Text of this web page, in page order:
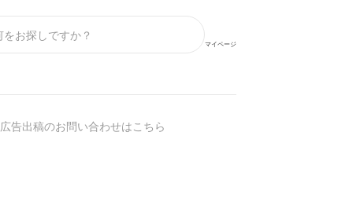
マイページ
広告出稿のお問い合わせはこちら